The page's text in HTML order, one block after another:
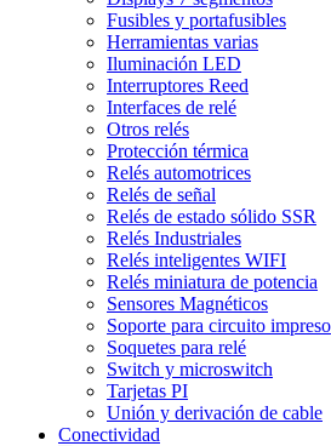
Fusibles y portafusibles
Herramientas varias
Iluminación LED
Interruptores Reed
Interfaces de relé
Otros relés
Protección térmica
Relés automotrices
Relés de señal
Relés de estado sólido SSR
Relés Industriales
Relés inteligentes WIFI
Relés miniatura de potencia
Sensores Magnéticos
Soporte para circuito impreso
Soquetes para relé
Switch y microswitch
Tarjetas PI
Unión y derivación de cable
Conectividad